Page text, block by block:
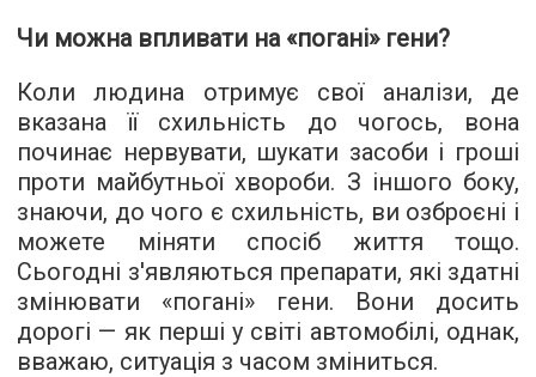
Чи можна впливати на «погані» гени?
Коли людина отримує свої аналізи, де
вказана її схильність до чогось, вона
починає нервувати, шукати засоби і гроші
проти майбутньої хвороби. З іншого боку,
знаючи, до чого є схильність, ви озброєні і
можете міняти спосіб життя тощо.
Сьогодні з'являються препарати, які здатні
змінювати «погані» гени. Вони досить
дорогі — як перші у світі автомобілі, однак,
вважаю, ситуація з часом зміниться.